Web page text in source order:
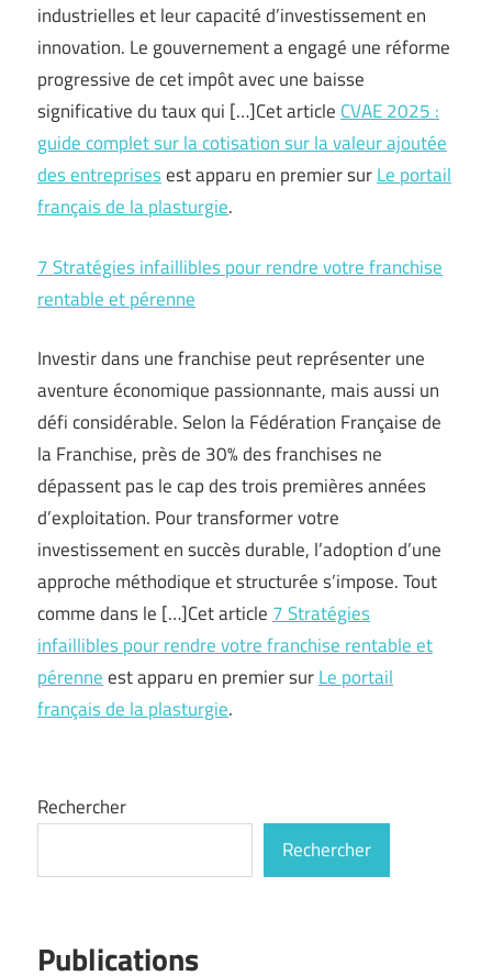
industrielles et leur capacité d’investissement en
innovation. Le gouvernement a engagé une réforme
progressive de cet impôt avec une baisse
significative du taux qui […]Cet articleCVAE 2025 :
guide complet sur la cotisation sur la valeur ajoutée
des entreprisesest apparu en premier surLe portail
français de la plasturgie.
7 Stratégies infaillibles pour rendre votre franchise
rentable et pérenne
Investir dans une franchise peut représenter une
aventure économique passionnante, mais aussi un
défi considérable. Selon la Fédération Française de
la Franchise, près de 30% des franchises ne
dépassent pas le cap des trois premières années
d’exploitation. Pour transformer votre
investissement en succès durable, l’adoption d’une
approche méthodique et structurée s’impose. Tout
comme dans le […]Cet article7 Stratégies
infaillibles pour rendre votre franchise rentable et
pérenneest apparu en premier surLe portail
français de la plasturgie.
Rechercher
Rechercher
Publications